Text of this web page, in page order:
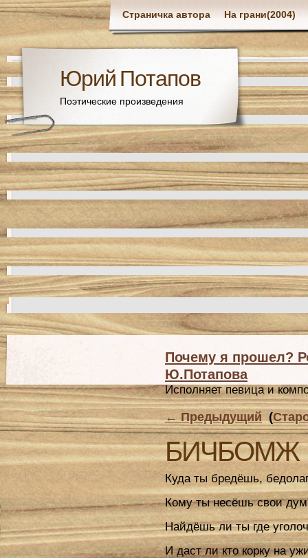
Страничка автора На грани(2004)
Юрий Потапов
Поэтические произведения
Почему я прошел?
Ю.Потапова
Исполняет певица и
←Предыдущий(
БИЧБОМЖ
Куда ты бредёшь,
Кому ты несёшь свои
Найдёшь ли ты где
И даст ли кто корку на